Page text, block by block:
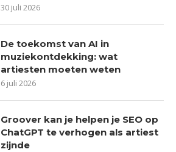
30 juli 2026
De toekomst van AI in
muziekontdekking: wat
artiesten moeten weten
6 juli 2026
Groover kan je helpen je SEO op
ChatGPT te verhogen als artiest
zijnde